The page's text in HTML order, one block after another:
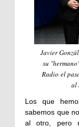
Javier
su
Radio el
al
Los que
sabemos que
al otro, pero